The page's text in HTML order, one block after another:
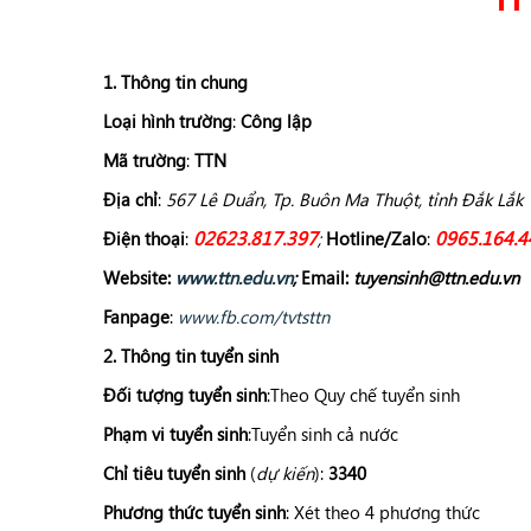
1. Thông tin chung
Loại hình trường: Công lập
Mã trường: TTN
Địa chỉ: 567 Lê Duẩn, Tp. Buôn Ma Thuột, tỉnh Đắk Lắk
Điện thoại: 02623.817.397; Hotline/Zalo:
Website: www.ttn.edu.vn;Email: tuyensinh@ttn.edu.vn
Fanpage: www.fb.com/tvtsttn
2. Thông tin tuyển sinh
Đối tượng tuyển sinh:Theo Quy chế tuyển sinh
Phạm vi tuyển sinh:Tuyển sinh cả nước
Chỉ tiêu tuyển sinh (dự kiến): 3340
Phương thức tuyển sinh: Xét theo 4 phương thức